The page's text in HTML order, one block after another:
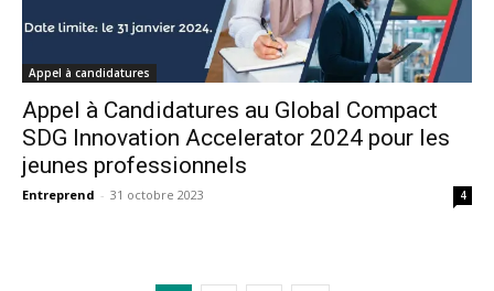
Appel à candidatures
Appel à Candidatures au Global Compact
SDG Innovation Accelerator 2024 pour les
jeunes professionnels
Entreprend - 31 octobre 2023 4